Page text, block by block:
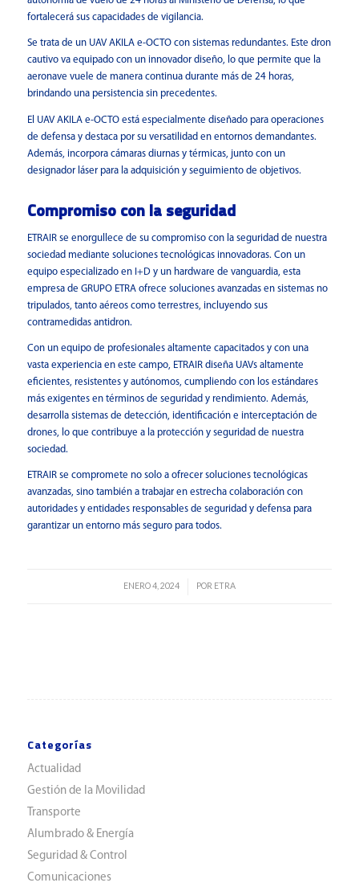
fortalecerá sus capacidades de vigilancia.
Se trata de un UAV AKILA e-OCTO con sistemas redundantes. Este dron
cautivo va equipado con un innovador diseño, lo que permite que la
aeronave vuele de manera continua durante más de 24 horas,
brindando una persistencia sin precedentes.
El UAV AKILA e-OCTO está especialmente diseñado para operaciones
de defensa y destaca por su versatilidad en entornos demandantes.
Además, incorpora cámaras diurnas y térmicas, junto con un
designador láser para la adquisición y seguimiento de objetivos.
Compromiso con la seguridad
ETRAIR se enorgullece de su compromiso con la seguridad de nuestra
sociedad mediante soluciones tecnológicas innovadoras. Con un
equipo especializado en I+D y un hardware de vanguardia, esta
empresa de GRUPO ETRA ofrece soluciones avanzadas en sistemas no
tripulados, tanto aéreos como terrestres, incluyendo sus
contramedidas antidron.
Con un equipo de profesionales altamente capacitados y con una
vasta experiencia en este campo, ETRAIR diseña UAVs altamente
eficientes, resistentes y autónomos, cumpliendo con los estándares
más exigentes en términos de seguridad y rendimiento. Además,
desarrolla sistemas de detección, identificación e interceptación de
drones, lo que contribuye a la protección y seguridad de nuestra
sociedad.
ETRAIR se compromete no solo a ofrecer soluciones tecnológicas
avanzadas, sino también a trabajar en estrecha colaboración con
autoridades y entidades responsables de seguridad y defensa para
garantizar un entorno más seguro para todos.
ENERO 4, 2024
/ POR ETRA
Categorías
Actualidad
Gestión de la Movilidad
Transporte
Alumbrado & Energía
Seguridad & Control
Comunicaciones